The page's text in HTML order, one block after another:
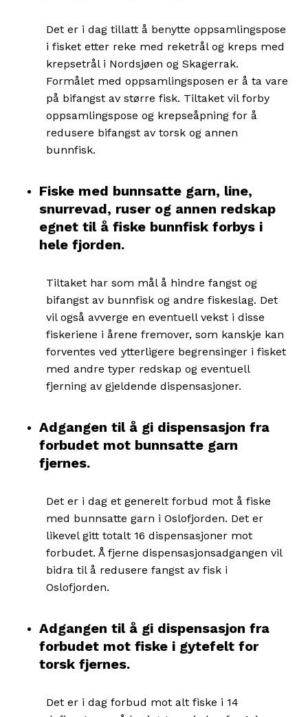
Det er i dag tillatt å benytte oppsamlingspose
i fisket etter reke med reketrål og kreps med
krepsetrål i Nordsjøen og Skagerrak.
Formålet med oppsamlingsposen er å ta vare
på bifangst av større fisk. Tiltaket vil forby
oppsamlingspose og krepseåpning for å
redusere bifangst av torsk og annen
bunnfisk.
Fiske med bunnsatte garn, line,
snurrevad, ruser og annen redskap
egnet til å fiske bunnfisk forbys i
hele fjorden.
Tiltaket har som mål å hindre fangst og
bifangst av bunnfisk og andre fiskeslag. Det
vil også avverge en eventuell vekst i disse
fiskeriene i årene fremover, som kanskje kan
forventes ved ytterligere begrensinger i fisket
med andre typer redskap og eventuell
fjerning av gjeldende dispensasjoner.
Adgangen til å gi dispensasjon fra
forbudet mot bunnsatte garn
fjernes.
Det er i dag et generelt forbud mot å fiske
med bunnsatte garn i Oslofjorden. Det er
likevel gitt totalt 16 dispensasjoner mot
forbudet. Å fjerne dispensasjonsadgangen vil
bidra til å redusere fangst av fisk i
Oslofjorden.
Adgangen til å gi dispensasjon fra
forbudet mot fiske i gytefelt for
torsk fjernes.
Det er i dag forbud mot alt fiske i 14